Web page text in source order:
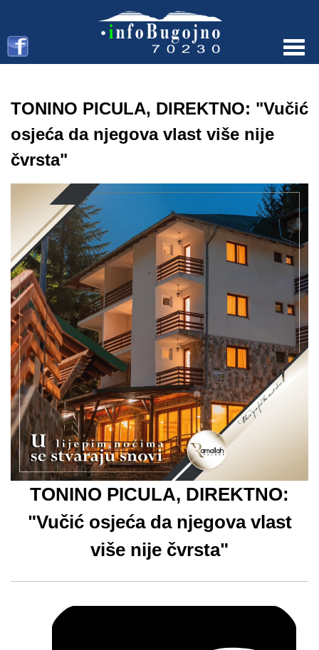
TONINO PICULA, DIREKTNO: "Vučić
osjeća da njegova vlast više nije
čvrsta"
TONINO PICULA, DIREKTNO:
"Vučić osjeća da njegova vlast
više nije čvrsta"